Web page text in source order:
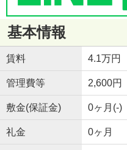
基本情報
賃料 4.1万円
管理費等 2,600円
敷金(保証金) 0ヶ月(-)
礼金 0ヶ月